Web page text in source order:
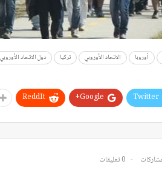
أوروبا الاتحاد الأوروبي تركيا دول الاتحاد الأوروبي
Twitter
Google+
ReddIt
0 تعليقات